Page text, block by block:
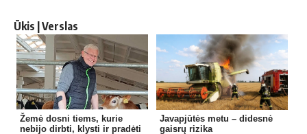
Ūkis | Verslas
Žemė dosni tiems, kurie
nebijo dirbti, klysti ir pradėti
Javapjūtės metu – didesnė
gaisrų rizika